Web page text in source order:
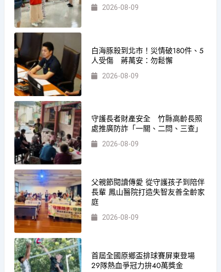
2026-08-09
白海豚殺到北市！災情破180件、5
人受傷 蔣萬安：勿鬆懈
2026-08-09
守護長者財產安全 竹縣高齡長照
處推廣防詐「一關、二問、三查」
2026-08-09
父親節閱讀傳愛 從守護孩子到陪伴
長輩 鳳山醫院打造失智友善全齡家
庭
2026-08-09
首屆全國原鄉盃排球賽屏東登場
29隊熱血爭冠力拚40萬獎金